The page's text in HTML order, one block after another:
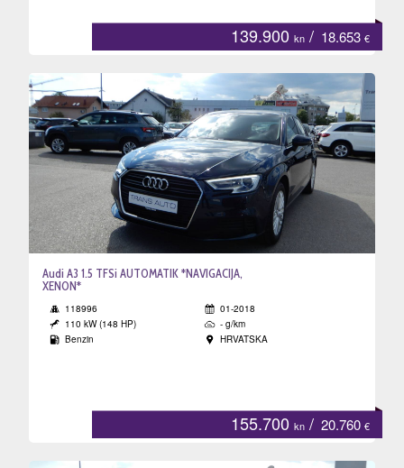
139.900 kn / 18.653 €
Audi A3 1.5 TFSi AUTOMATIK *NAVIGACIJA,
XENON*
118996
01-2018
110 kW (148 HP)
- g/km
Benzin
HRVATSKA
155.700 kn / 20.760 €